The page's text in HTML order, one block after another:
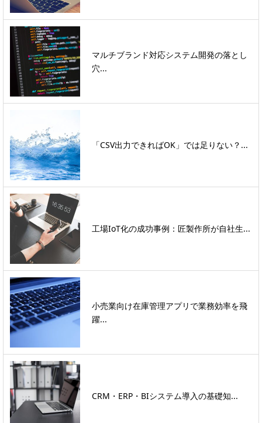
マルチブランド対応システム開発の落とし
穴...
「CSV出力できればOK」では足りない？...
工場IoT化の成功事例：匠製作所が自社生...
小売業向け在庫管理アプリで業務効率を飛
躍...
CRM・ERP・BIシステム導入の基礎知...